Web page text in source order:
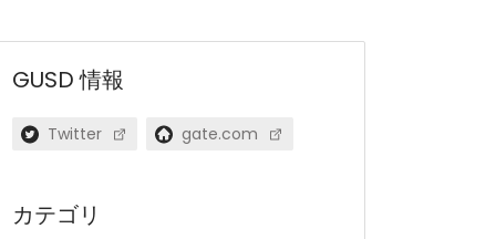
GUSD情報
Twitter gate.com
カテゴリ